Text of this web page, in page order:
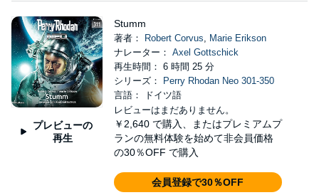
プレビューの
再生
Stumm
著者： Robert Corvus, Marie Erikson
ナレーター： Axel Gottschick
再生時間： 6 時間 25 分
シリーズ：
Perry Rhodan Neo 301-350
言語： ドイツ語
レビューはまだありません。
￥2,640 で購入、またはプレミアムプ
ランの無料体験を始めて非会員価格
の30％OFF で購入
会員登録で30％OFF